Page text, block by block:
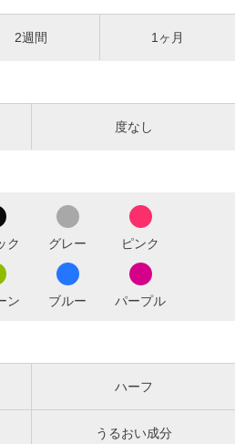
2週間 1ヶ月
度なし
ク グレー ピンク
ン ブルー パープル
ハーフ
うるおい成分